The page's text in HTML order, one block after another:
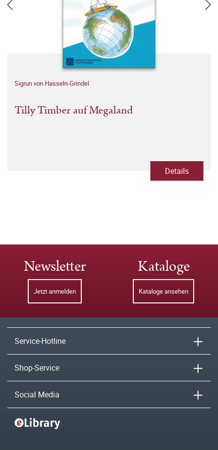
Sigrun von Hasseln-Grindel
Tilly Timber auf Megaland
Details
Newsletter
Jetzt anmelden
Kataloge
Kataloge ansehen
Service-Hotline
Shop-Service
Social Media